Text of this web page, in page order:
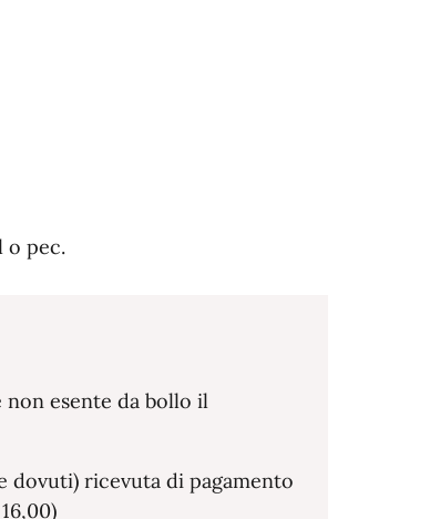
o pec.
esente da bollo il
dovuti) ricevuta di pagamento